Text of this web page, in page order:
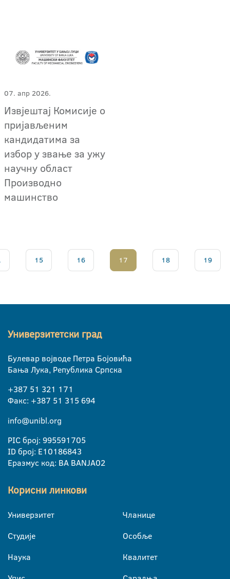
07. апр 2026.
Извјештај Комисије о
пријављеним
кандидатима за
избор у звање за ужу
научну област
Производно
машинство
15 16 17 18 19
Универзитетски град
Булевар војводе Петра Бојовића
Бања Лука, Република Српска
+387 51 321 171
Факс: +387 51 315 694
info@unibl.org
PIC број: 995591705
ID број: E10186843
Еразмус код: BA BANJA02
Корисни линкови
Универзитет
Студије
Наука
Чланице
Особље
Квалитет